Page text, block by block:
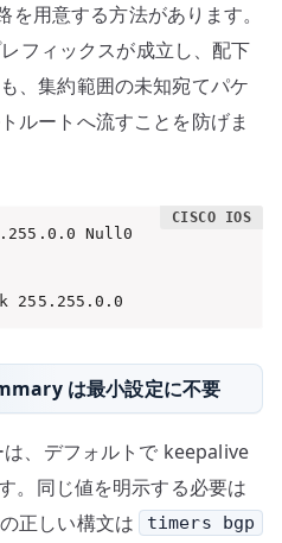
用意する方法があります。
フィックスが成立し、配下
、集約範囲の未知宛てパケ
ルートへ流すことを防げま
Null0
255.255.0.0
は最小設定に不要
、デフォルトで keepalive
。同じ値を明示する必要は
正しい構文は
timers bgp